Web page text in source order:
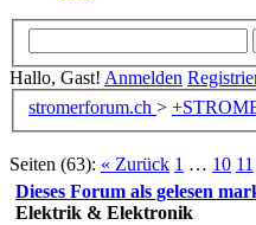
Hallo, Gast! Anmelden
stromerforum.ch >
Seiten (63): « Zurück 1 … 10 11
Dieses Forum als gelesen
Elektrik & Elektronik